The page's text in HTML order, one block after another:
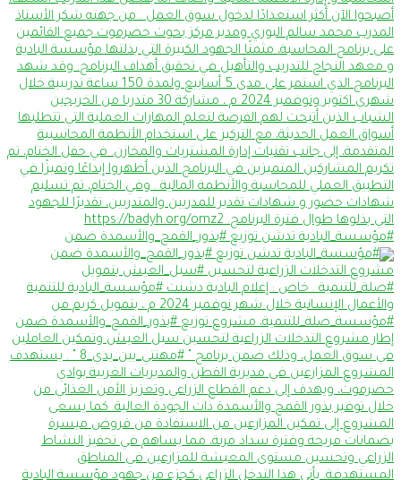
#مؤسسة_البادية تدشن توزيع #بذور_القمح_والأسمدة ضمن